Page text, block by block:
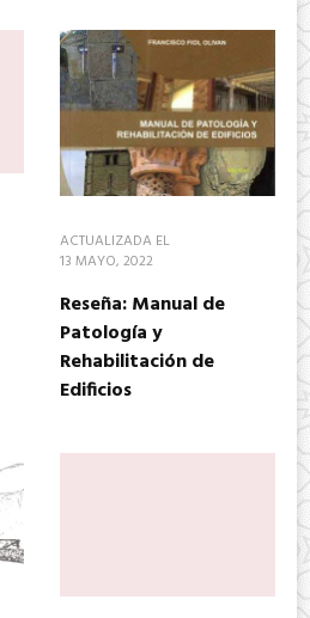
ACTUALIZADA EL
13 MAYO, 2022
Reseña: Manual de
Patología y
Rehabilitación de
Edificios